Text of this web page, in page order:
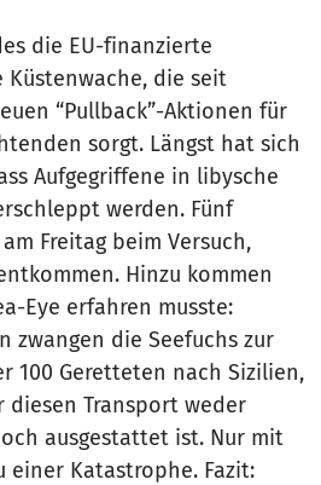
die EU-finanzierte
Küstenwache, die seit
“Pullback”-Aktionen für
sorgt. Längst hat sich
Aufgegriffene in libysche
werden. Fünf
Freitag beim Versuch,
Hinzu kommen
Eye erfahren musste:
zwangen die Seefuchs zur
100 Geretteten nach Sizilien,
Transport weder
ausgestattet ist. Nur mit
einer Katastrophe. Fazit: